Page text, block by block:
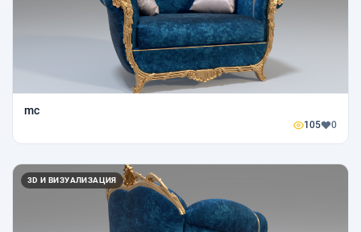
mc
105 0
3D И ВИЗУАЛИЗАЦИЯ